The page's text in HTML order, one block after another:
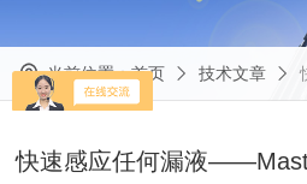
当前位置：首页 技术文章
快速感应任何漏液